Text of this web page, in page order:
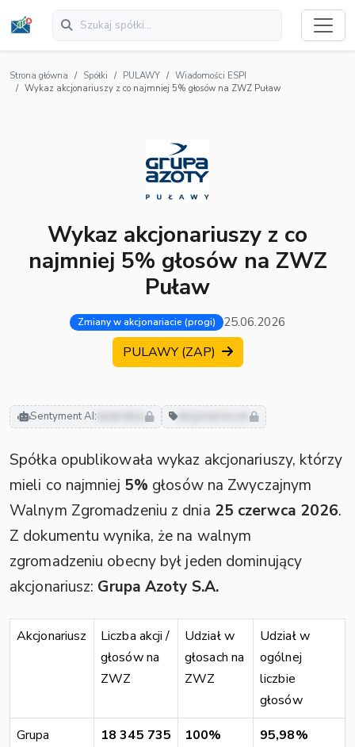
Strona główna Spółki PULAWY
Wiadomości ESPI
Wykaz akcjonariuszy z co najmniej 5% głosów na ZWZ Puław
Wykaz akcjonariuszy z co
najmniej 5% głosów na ZWZ
Puław
Zmiany w akcjonariacie (progi) 25.06.2026
PULAWY (ZAP)
Sentyment AI: neutralny
Spółka opublikowała wykaz akcjonariuszy, którzy
mieli co najmniej 5% głosów na Zwyczajnym
Walnym Zgromadzeniu z dnia 25 czerwca 2026.
Z dokumentu wynika, że na walnym
zgromadzeniu obecny był jeden dominujący
akcjonariusz: Grupa Azoty S.A.
Akcjonariusz
Liczba akcji /
głosów na
ZWZ
Udział w
głosach na
ZWZ
Udział w
ogólnej
liczbie
głosów
Grupa
18 345 735 100% 95,98%